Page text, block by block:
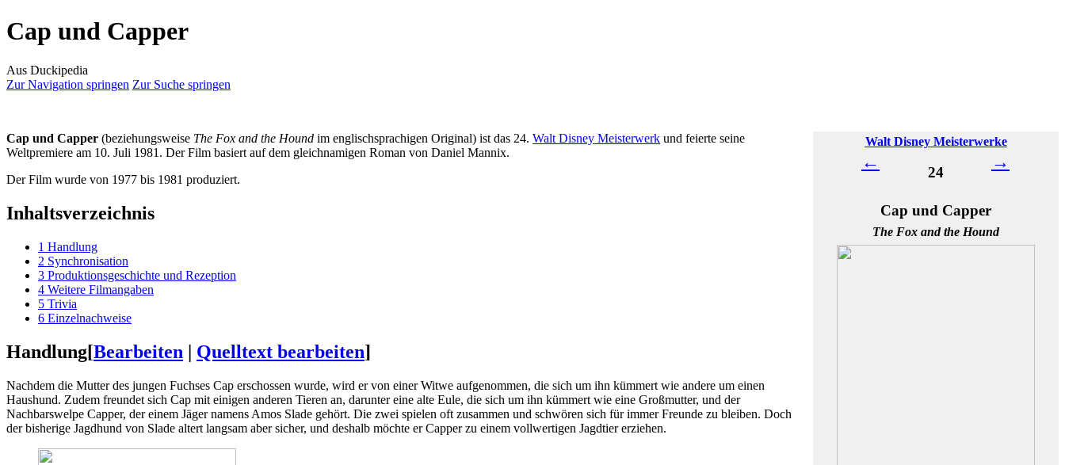
Cap und Capper
Aus Duckipedia
Zur Navigation springen Zur Suche springen
Walt Disney Meisterwerke
←
24
→
Cap und Capper
The Fox and the Hound
Cap und Capper (beziehungsweise The Fox and the Hound im englischsprachigen Original) ist das 24. Walt Disney Meisterwerk und feierte seine
Weltpremiere am 10. Juli 1981. Der Film basiert auf dem gleichnamigen Roman von Daniel Mannix.
Der Film wurde von 1977 bis 1981 produziert.
Inhaltsverzeichnis
1 Handlung
2 Synchronisation
3 Produktionsgeschichte und Rezeption
4 Weitere Filmangaben
5 Trivia
6 Einzelnachweise
Handlung[Bearbeiten | Quelltext bearbeiten]
Nachdem die Mutter des jungen Fuchses Cap erschossen wurde, wird er von einer Witwe aufgenommen, die sich um ihn kümmert wie andere um einen
Haushund. Zudem freundet sich Cap mit einigen anderen Tieren an, darunter eine alte Eule, die sich um ihn kümmert wie eine Großmutter, und der
Nachbarswelpe Capper, der einem Jäger namens Amos Slade gehört. Die zwei spielen oft zusammen und schwören sich für immer Freunde zu bleiben. Doch
der bisherige Jagdhund von Slade altert langsam aber sicher, und deshalb möchte er Capper zu einem vollwertigen Jagdtier erziehen.